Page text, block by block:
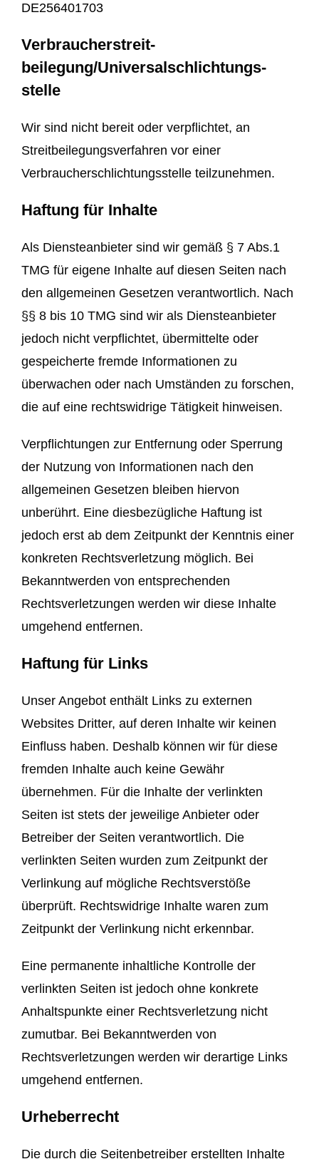
DE256401703
Verbraucher­streit­
beilegung/Universal­schlichtungs­
stelle
Wir sind nicht bereit oder verpflichtet, an
Streitbeilegungsverfahren vor einer
Verbraucherschlichtungsstelle teilzunehmen.
Haftung für Inhalte
Als Diensteanbieter sind wir gemäß § 7 Abs.1
TMG für eigene Inhalte auf diesen Seiten nach
den allgemeinen Gesetzen verantwortlich. Nach
§§ 8 bis 10 TMG sind wir als Diensteanbieter
jedoch nicht verpflichtet, übermittelte oder
gespeicherte fremde Informationen zu
überwachen oder nach Umständen zu forschen,
die auf eine rechtswidrige Tätigkeit hinweisen.
Verpflichtungen zur Entfernung oder Sperrung
der Nutzung von Informationen nach den
allgemeinen Gesetzen bleiben hiervon
unberührt. Eine diesbezügliche Haftung ist
jedoch erst ab dem Zeitpunkt der Kenntnis einer
konkreten Rechtsverletzung möglich. Bei
Bekanntwerden von entsprechenden
Rechtsverletzungen werden wir diese Inhalte
umgehend entfernen.
Haftung für Links
Unser Angebot enthält Links zu externen
Websites Dritter, auf deren Inhalte wir keinen
Einfluss haben. Deshalb können wir für diese
fremden Inhalte auch keine Gewähr
übernehmen. Für die Inhalte der verlinkten
Seiten ist stets der jeweilige Anbieter oder
Betreiber der Seiten verantwortlich. Die
verlinkten Seiten wurden zum Zeitpunkt der
Verlinkung auf mögliche Rechtsverstöße
überprüft. Rechtswidrige Inhalte waren zum
Zeitpunkt der Verlinkung nicht erkennbar.
Eine permanente inhaltliche Kontrolle der
verlinkten Seiten ist jedoch ohne konkrete
Anhaltspunkte einer Rechtsverletzung nicht
zumutbar. Bei Bekanntwerden von
Rechtsverletzungen werden wir derartige Links
umgehend entfernen.
Urheberrecht
Die durch die Seitenbetreiber erstellten Inhalte